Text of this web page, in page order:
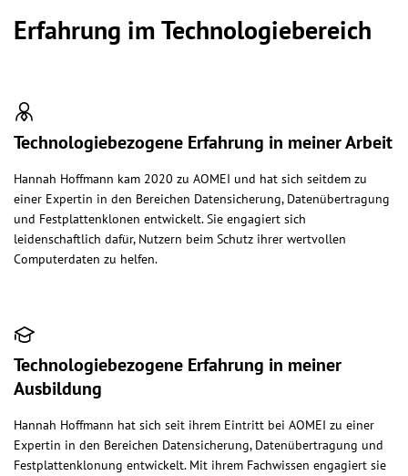
Erfahrung im Technologiebereich
Technologiebezogene Erfahrung in meiner Arbeit
Hannah Hoffmann kam 2020 zu AOMEI und hat sich seitdem zu
einer Expertin in den Bereichen Datensicherung, Datenübertragung
und Festplattenklonen entwickelt. Sie engagiert sich
leidenschaftlich dafür, Nutzern beim Schutz ihrer wertvollen
Computerdaten zu helfen.
Technologiebezogene Erfahrung in meiner
Ausbildung
Hannah Hoffmann hat sich seit ihrem Eintritt bei AOMEI zu einer
Expertin in den Bereichen Datensicherung, Datenübertragung und
Festplattenklonung entwickelt. Mit ihrem Fachwissen engagiert sie